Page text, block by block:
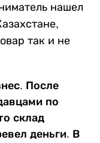
нашел
так и не
После
по
склад
деньги. В